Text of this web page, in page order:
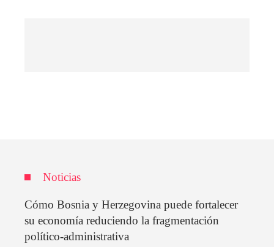
Noticias
Cómo Bosnia y Herzegovina puede fortalecer
su economía reduciendo la fragmentación
político-administrativa